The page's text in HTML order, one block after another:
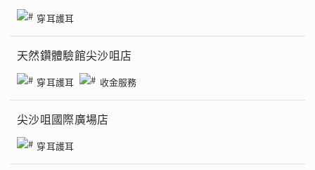
穿耳護耳
天然鑽體驗館尖沙咀店
穿耳護耳 收金服務
尖沙咀國際廣場店
穿耳護耳